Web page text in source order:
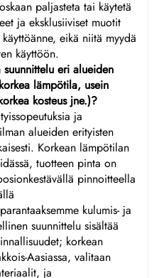
paljasteta tai käytetä
ja eksklusiiviset muotit
eikä niitä myydä
käyttöön.
eri alueiden
lämpötila, usein
kosteus jne.)?
ja
alueiden erityisten
Korkean lämpötilan
tuotteen pinta on
pinnoitteella
kulumis- ja
suunnittelu sisältää
korkean
Aasiassa, valitaan
ja